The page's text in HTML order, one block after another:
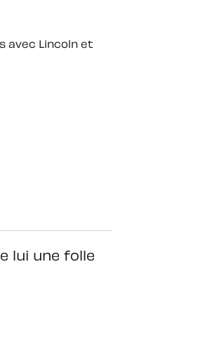
avec Lincoln et
lui une folle